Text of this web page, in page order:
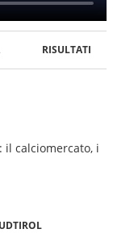
il calciomercato, i
RISULTATI